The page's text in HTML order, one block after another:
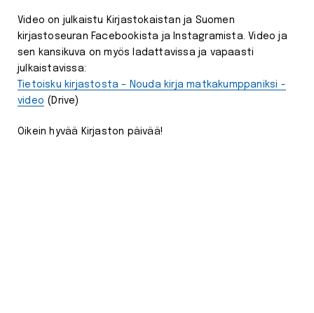
Video on julkaistu Kirjastokaistan ja Suomen
kirjastoseuran Facebookista ja Instagramista. Video ja
sen kansikuva on myös ladattavissa ja vapaasti
julkaistavissa:
Tietoisku kirjastosta – Nouda kirja matkakumppaniksi -
video (Drive)
Oikein hyvää Kirjaston päivää!